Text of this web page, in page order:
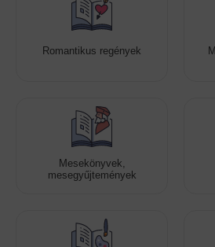
Romantikus regények
Mesekönyvek,
mesegyűjtemények